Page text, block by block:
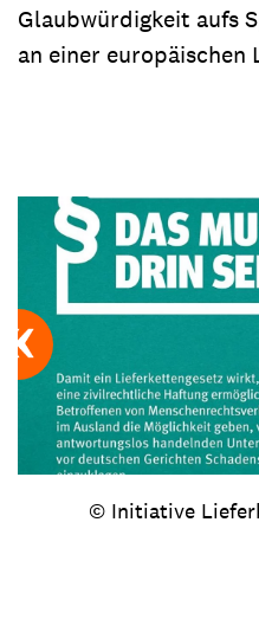
Glaubwürdigkeit aufs
an einer
© Initiative